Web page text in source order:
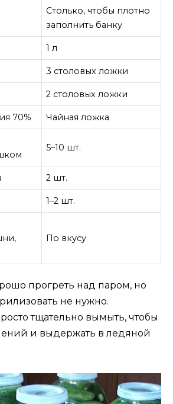
Столько, чтобы плотно
заполнить банку
1 л
3 столовых ложки
2 столовых ложки
70% Чайная ложка
5–10 шт.
2 шт.
1–2 шт.
По вкусу
прогреть над паром, но
не нужно.
тщательно вымыть, чтобы
и выдержать в ледяной